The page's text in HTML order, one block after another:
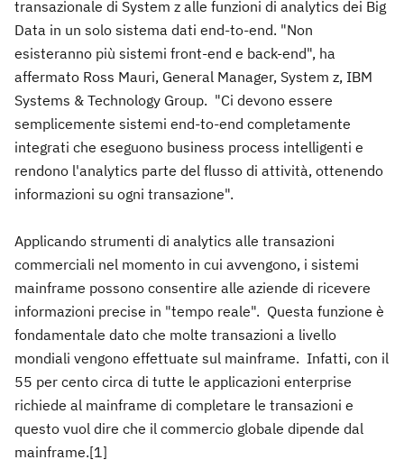
transazionale di System z alle funzioni di analytics dei Big
Data in un solo sistema dati end-to-end. "Non
esisteranno più sistemi front-end e back-end", ha
affermato Ross Mauri, General Manager, System z, IBM
Systems & Technology Group. "Ci devono essere
semplicemente sistemi end-to-end completamente
integrati che eseguono business process intelligenti e
rendono l'analytics parte del flusso di attività, ottenendo
informazioni su ogni transazione".
Applicando strumenti di analytics alle transazioni
commerciali nel momento in cui avvengono, i sistemi
mainframe possono consentire alle aziende di ricevere
informazioni precise in "tempo reale". Questa funzione è
fondamentale dato che molte transazioni a livello
mondiali vengono effettuate sul mainframe. Infatti, con il
55 per cento circa di tutte le applicazioni enterprise
richiede al mainframe di completare le transazioni e
questo vuol dire che il commercio globale dipende dal
mainframe.[1]